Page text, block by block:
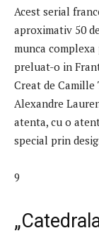
Acest serial
aproximativ 50
munca
preluat-o in
Creat de
Alexandre
atenta, cu o
special prin
9